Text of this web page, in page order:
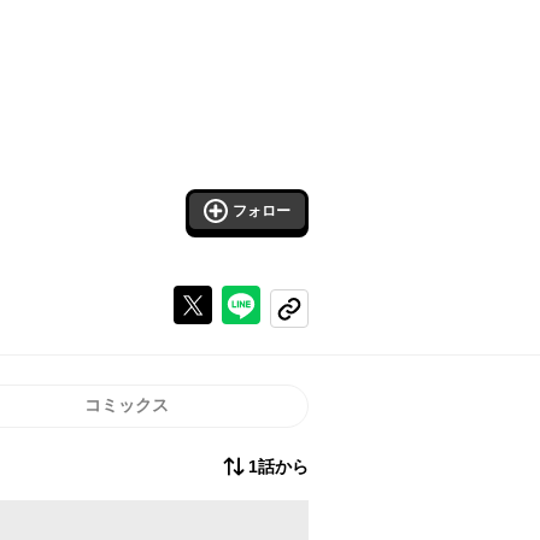
フォロー
Xで投稿するラインでシェアする
コピーする
コミックス
1話から